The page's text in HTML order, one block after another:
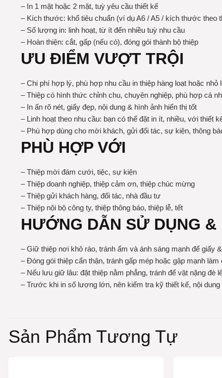
– In 1 mặt hoặc 2 mặt, tuỳ yêu cầu thiết kế
– Kích thước: khổ tiêu chuẩn (ví dụ A6 / A5 / kích thước theo
– Số lượng in: linh hoạt, từ ít đến nhiều tuỳ nhu cầu
– Hoàn thiện: cắt, gấp (nếu có), đóng gói thành bộ thiệp
ƯU ĐIỂM VƯỢT TRỘI
– Chi phí hợp lý, phù hợp nhu cầu in thiệp hàng loạt hoặc nhỏ
– Thiệp có hình thức chỉnh chu, chuyên nghiệp, phù hợp cá
– In ấn rõ nét, giấy đẹp, nội dung & hình ảnh hiển thị tốt
– Linh hoạt theo nhu cầu: bạn có thể đặt in ít, nhiều, với thiết
– Phù hợp dùng cho mời khách, gửi đối tác, sự kiện, thông
PHÙ HỢP VỚI
– Thiệp mời đám cưới, tiệc, sự kiện
– Thiệp doanh nghiệp, thiệp cảm ơn, thiệp chúc mừng
– Thiệp gửi khách hàng, đối tác, nhà đầu tư
– Thiệp nội bộ công ty, thiệp thông báo, thiệp lễ, tết
HƯỚNG DẪN SỬ DỤNG &
– Giữ thiệp nơi khô ráo, tránh ẩm và ánh sáng mạnh để giấy
– Đóng gói thiệp cẩn thận, tránh gấp mép hoặc gập mạnh làm
– Nếu lưu giữ lâu: đặt thiệp nằm phẳng, tránh để vật nặng đè
– Trước khi in số lượng lớn, nên kiểm tra kỹ thiết kế, nội
Sản Phẩm Tương Tự